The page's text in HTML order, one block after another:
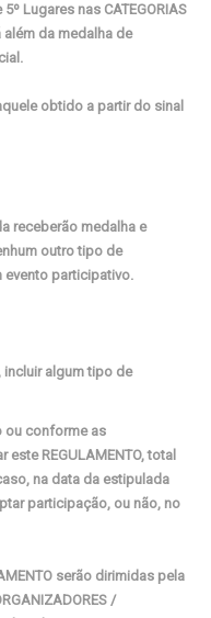
Lugares nas CATEGORIAS
além da medalha de
obtido a partir do sinal
receberão medalha e
outro tipo de
evento participativo.
incluir algum tipo de
ou conforme as
REGULAMENTO, total
na data da estipulada
participação, ou não, no
serão dirimidas pela
/